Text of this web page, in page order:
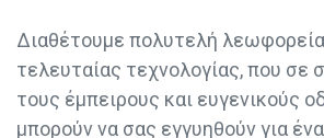
Διαθέτουμε πολυτελή
τελευταίας τεχνολογίας, που σε
τους έμπειρους και ευγενικούς
μπορούν να σας εγγυηθούν για